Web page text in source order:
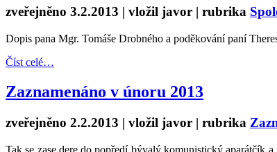
zveřejněno 3.2.2013 | vložil javor | rubrika
Dopis pana Mgr. Tomáše Drobného a poděkování paní
Číst celé…
Zaznamenáno v únoru 2013
zveřejněno 2.2.2013 | vložil javor | rubrika
Tak se zase dere do popředí bývalý komunistický aparátčík